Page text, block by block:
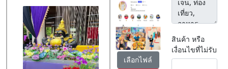
เลือกไฟล์
สินค้า หรือ
เงื่อนไขที่ไม่รับ